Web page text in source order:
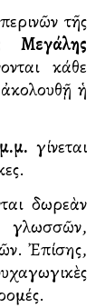
τῆς
Μεγάλης
κάθε
ἡ
γίνεται
δωρεὰν
γλωσσῶν,
Ἐπίσης,